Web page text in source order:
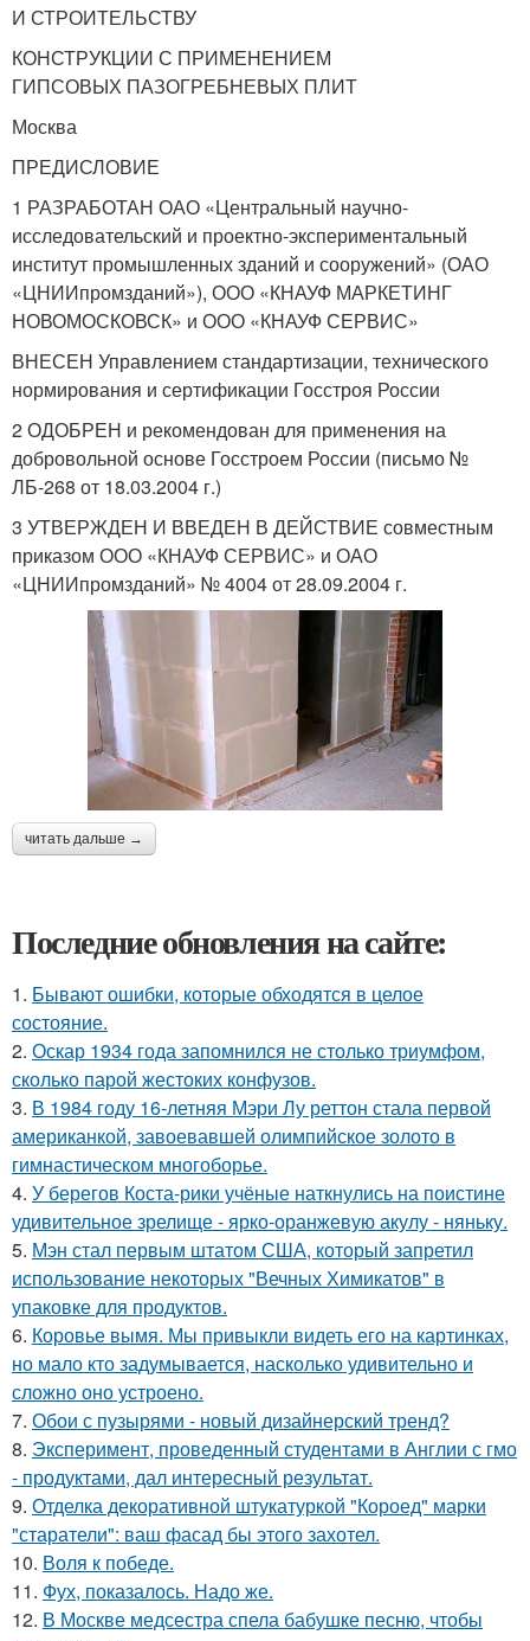
И СТРОИТЕЛЬСТВУ
КОНСТРУКЦИИ С ПРИМЕНЕНИЕМ
ГИПСОВЫХ ПАЗОГРЕБНЕВЫХ ПЛИТ
Москва
ПРЕДИСЛОВИЕ
1 РАЗРАБОТАН ОАО «Центральный научно-
исследовательский и проектно-экспериментальный
институт промышленных зданий и сооружений» (ОАО
«ЦНИИпромзданий»), ООО «КНАУФ МАРКЕТИНГ
НОВОМОСКОВСК» и ООО «КНАУФ СЕРВИС»
ВНЕСЕН Управлением стандартизации, технического
нормирования и сертификации Госстроя России
2 ОДОБРЕН и рекомендован для применения на
добровольной основе Госстроем России (письмо №
ЛБ-268 от 18.03.2004 г.)
3 УТВЕРЖДЕН И ВВЕДЕН В ДЕЙСТВИЕ совместным
приказом ООО «КНАУФ СЕРВИС» и ОАО
«ЦНИИпромзданий» № 4004 от 28.09.2004 г.
читать дальше →
Последние обновления на сайте:
1. Бывают ошибки, которые обходятся в целое
состояние.
2. Оскар 1934 года запомнился не столько триумфом,
сколько парой жестоких конфузов.
3. В 1984 году 16-летняя Мэри Лу реттон стала первой
американкой, завоевавшей олимпийское золото в
гимнастическом многоборье.
4. У берегов Коста-рики учёные наткнулись на поистине
удивительное зрелище - ярко-оранжевую акулу - няньку.
5. Мэн стал первым штатом США, который запретил
использование некоторых "Вечных Химикатов" в
упаковке для продуктов.
6. Коровье вымя. Мы привыкли видеть его на картинках,
но мало кто задумывается, насколько удивительно и
сложно оно устроено.
7. Обои с пузырями - новый дизайнерский тренд?
8. Эксперимент, проведенный студентами в Англии с гмо
- продуктами, дал интересный результат.
9. Отделка декоративной штукатуркой "Короед" марки
"старатели": ваш фасад бы этого захотел.
10. Воля к победе.
11. Фух, показалось. Надо же.
12. В Москве медсестра спела бабушке песню, чтобы